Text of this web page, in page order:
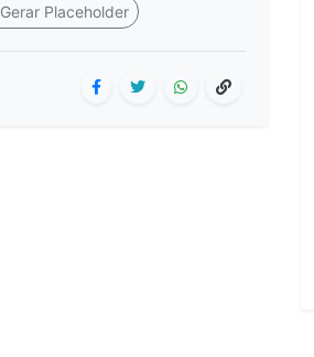
Gerar Placeholder